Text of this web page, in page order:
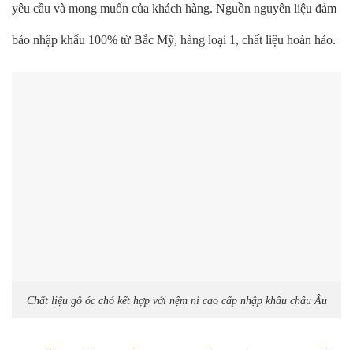
yêu cầu và mong muốn của khách hàng. Nguồn nguyên liệu đảm
bảo nhập khẩu 100% từ Bắc Mỹ, hàng loại 1, chất liệu hoàn hảo.
Chất liệu gỗ óc chó kết hợp với nệm nỉ cao cấp nhập khẩu châu Âu